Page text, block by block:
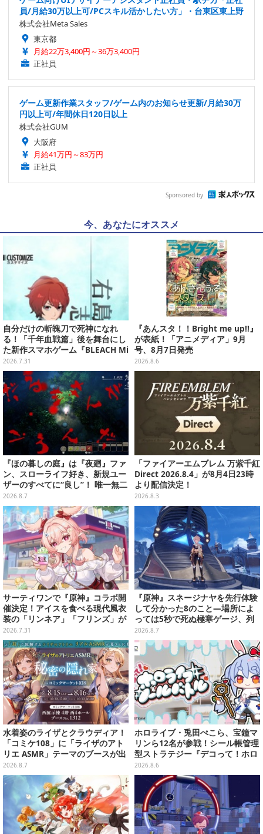
員/月給30万以上可/PCスキル活かしたい方」・台東区東上野
株式会社Meta Sales
東京都
月給22万3,400円～36万3,400円
正社員
ゲーム更新作業スタッフ/ゲーム内のお知らせ更新/月給30万
円以上可/年間休日120日以上
株式会社GUM
大阪府
月給41万円～83万円
正社員
Sponsored by
今、あなたにオススメ
自分だけの斬魄刀で死神になれ
る！「千年血戦篇」後を舞台にし
た新作スマホゲーム『BLEACH Mi
rrors High』クローズドβテスト
レポート
2026.7.31
『あんスタ！！Bright me up!!』
が表紙！「アニメディア」9月
号、8月7日発売
2026.8.6
『ほの暮しの庭』は『夜廻』ファ
ン、スローライフ好き、新規ユー
ザーのすべてに“良し”！ 唯一無二
の「不穏生活シム」恐怖も暮らし
もお好み次第【プレイレポ】
2026.8.7
「ファイアーエムブレム 万紫千紅
Direct 2026.8.4」が8月4日23時
より配信決定！
2026.8.3
サーティワンで『原神』コラボ開
催決定！アイスを食べる現代風衣
装の「リンネア」「フリンズ」が
可愛く、そしてクール
2026.7.31
『原神』スネージナヤを先行体験
して分かった8のこと―場所によ
っては5秒で死ぬ極寒ゲージ、列
車は“ダイナミック途中下車”可能
など自由度高め
2026.8.7
水着姿のライザとクラウディア！
「コミケ108」に「ライザのアト
リエ ASMR」テーマのブースが出
展ーアクスタや限定“たる”ボイス
ASMRカードも
2026.8.7
ホロライブ・兎田ぺこら、宝鐘マ
リンら12名が参戦！シール帳管理
型ストラテジー『デコって！ホロ
ライブシールバトル』Steamスト
アページ公開
2026.8.6